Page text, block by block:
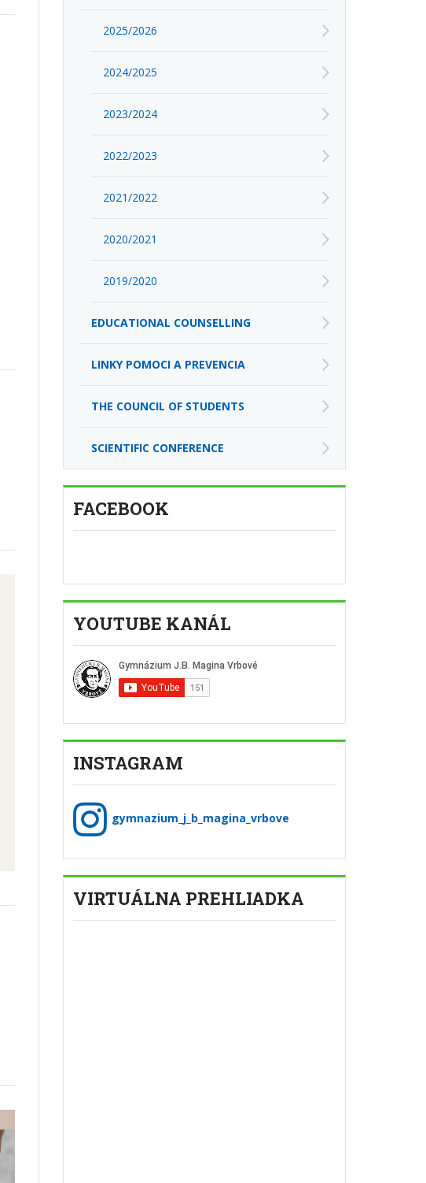
2025/2026
2024/2025
2023/2024
2022/2023
2021/2022
2020/2021
2019/2020
EDUCATIONAL COUNSELLING
LINKY POMOCI A PREVENCIA
THE COUNCIL OF STUDENTS
SCIENTIFIC CONFERENCE
FACEBOOK
YOUTUBE KANÁL
INSTAGRAM
gymnazium_j_b_magina_vrbove
VIRTUÁLNA PREHLIADKA